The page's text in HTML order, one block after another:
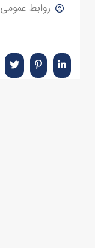
روابط عمومی